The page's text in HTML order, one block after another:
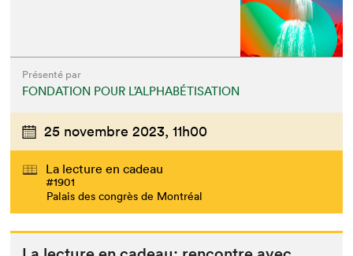
Présenté par
FONDATION POUR L’ALPHABÉTISATION
25 novembre 2023, 11h00
La lecture en cadeau
#1901
Palais des congrès de Montréal